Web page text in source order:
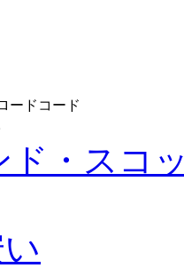
ードコード
・スコ